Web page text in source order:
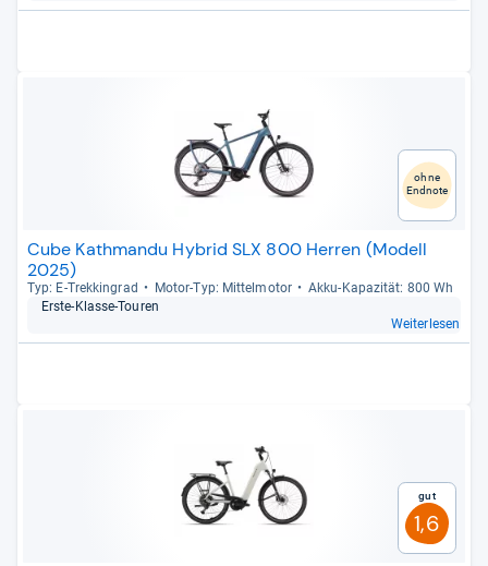
ohne
Endnote
Cube Kathmandu Hybrid SLX 800 Herren (Modell
2025)
Typ: E-​Trek­kin­grad Motor-​Typ: Mit­tel­mo­tor
Akku-​Kapa­zi­tät: 800 Wh
Erste-​Klasse-​Tou­ren
Weiterlesen
Gut
1,6